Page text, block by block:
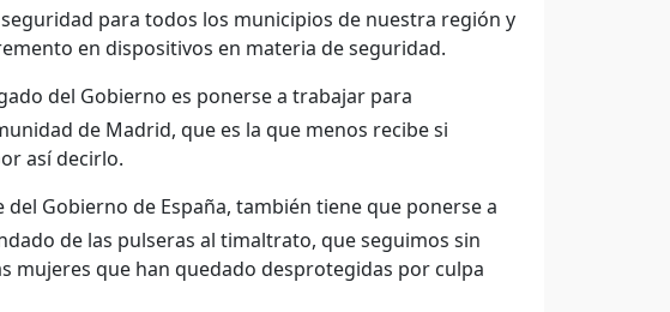
para todos los municipios de nuestra región y
en dispositivos en materia de seguridad.
del Gobierno es ponerse a trabajar para
de Madrid, que es la que menos recibe si
así decirlo.
Gobierno de España, también tiene que ponerse a
de las pulseras al timaltrato, que seguimos sin
mujeres que han quedado desprotegidas por culpa